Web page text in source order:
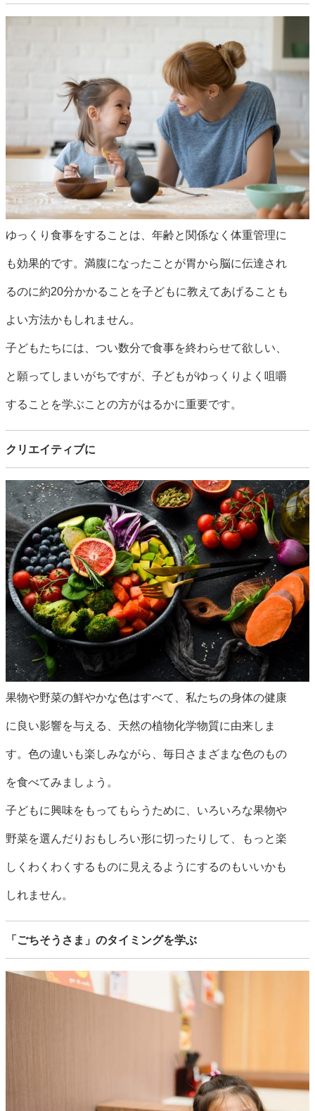
ゆっくり食事をすることは、年齢と関係なく体重管理に
も効果的です。満腹になったことが胃から脳に伝達され
るのに約20分かかることを子どもに教えてあげることも
よい方法かもしれません。
子どもたちには、つい数分で食事を終わらせて欲しい、
と願ってしまいがちですが、子どもがゆっくりよく咀嚼
することを学ぶことの方がはるかに重要です。
クリエイティブに
果物や野菜の鮮やかな色はすべて、私たちの身体の健康
に良い影響を与える、天然の植物化学物質に由来しま
す。色の違いも楽しみながら、毎日さまざまな色のもの
を食べてみましょう。
子どもに興味をもってもらうために、いろいろな果物や
野菜を選んだりおもしろい形に切ったりして、もっと楽
しくわくわくするものに見えるようにするのもいいかも
しれません。
「ごちそうさま」のタイミングを学ぶ